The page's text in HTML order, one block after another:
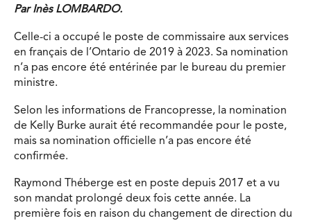
Par Inès LOMBARDO.
Celle-ci a occupé le poste de commissaire aux services
en français de l’Ontario de 2019 à 2023. Sa nomination
n’a pas encore été entérinée par le bureau du premier
ministre.
Selon les informations de Francopresse, la nomination
de Kelly Burke aurait été recommandée pour le poste,
mais sa nomination officielle n’a pas encore été
confirmée.
Raymond Théberge est en poste depuis 2017 et a vu
son mandat prolongé deux fois cette année. La
première fois en raison du changement de direction du